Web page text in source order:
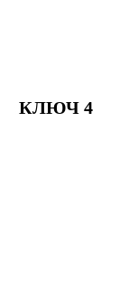
КЛЮЧ 4